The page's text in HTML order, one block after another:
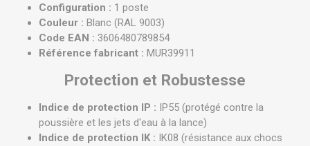
Configuration : 1 poste
Couleur : Blanc (RAL 9003)
Code EAN : 3606480789854
Référence fabricant : MUR39911
Protection et Robustesse
Indice de protection IP : IP55 (protégé contre la
poussière et les jets d'eau à la lance)
Indice de protection IK : IK08 (résistance aux chocs